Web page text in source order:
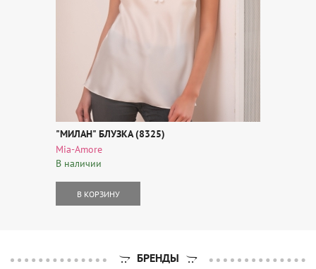
"МИЛАН" БЛУЗКА (8325)
Mia-Amore
В наличии
В КОРЗИНУ
БРЕНДЫ